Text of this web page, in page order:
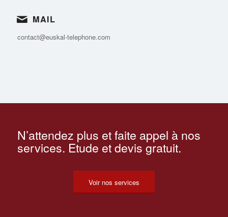
MAIL
contact@euskal-telephone.com
N’attendez plus et faite appel à nos
services. Etude et devis gratuit.
Voir nos services